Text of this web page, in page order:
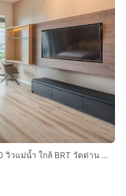
ขาย ให้เช่า คอนโด The Pano พระราม 3 ชั้น 10 วิวแม่น้ำ ใกล้ BRT วัดด่าน พร้อมอยู่